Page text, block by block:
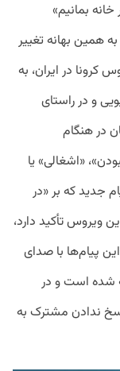
بمانیم»
همین بهانه تغییر
کرونا در ایران، به
و در راستای
در هنگام
«اشغالی» یا
جدید که بر «در
ویروس تأکید دارد،
پیام‌ها با صدای
۲۸ اسفندماه ۱۳۹۸، ارائه شده است و در
سال ۱۳۹۹ در صورت پاسخ ندادن مشترک به